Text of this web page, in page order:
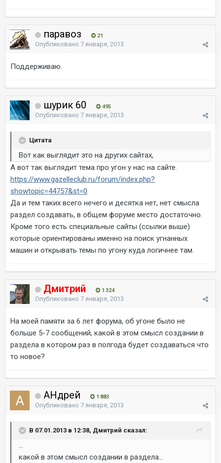
паравоз 21
Опубликовано 7 января, 2013
Поддерживаю.
шурик 60 495
Опубликовано 7 января, 2013
Цитата
Вот как выглядит это на других сайтах,
А вот так выглядит тема про угон у нас на сайте.
https://www.gazelleclub.ru/forum/index.php?
showtopic=44757&st=0
Да и тем таких всего нечего и десятка нет, нет смысла
раздел создавать, в общем форуме место достаточно.
Кроме того есть специальные сайты (ссылки выше)
которые ориентированы именно на поиск угнанных
машин и открывать темы по угону куда логичнее там.
Дмитрий 1 324
Опубликовано 7 января, 2013
На моей памяти за 6 лет форума, об угоне было не
больше 5-7 сообщений, какой в этом смысл создании в
раздела в котором раз в полгода будет создаваться что
то новое?
AHдрей 1 883
Опубликовано 7 января, 2013
В 07.01.2013 в 12:38, Дмитрий сказал:
...
какой в этом смысл создании в раздела...